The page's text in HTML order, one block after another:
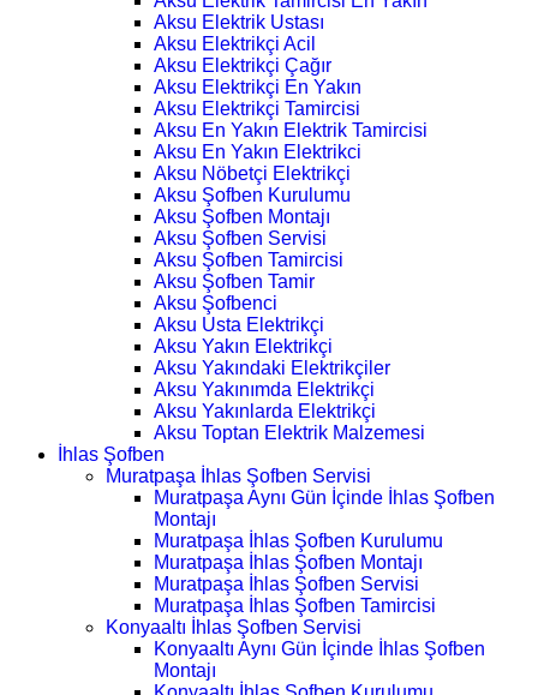
Aksu Elektrik Ustası
Aksu Elektrikçi Acil
Aksu Elektrikçi Çağır
Aksu Elektrikçi En Yakın
Aksu Elektrikçi Tamircisi
Aksu En Yakın Elektrik Tamircisi
Aksu En Yakın Elektrikci
Aksu Nöbetçi Elektrikçi
Aksu Şofben Kurulumu
Aksu Şofben Montajı
Aksu Şofben Servisi
Aksu Şofben Tamircisi
Aksu Şofben Tamir
Aksu Şofbenci
Aksu Usta Elektrikçi
Aksu Yakın Elektrikçi
Aksu Yakındaki Elektrikçiler
Aksu Yakınımda Elektrikçi
Aksu Yakınlarda Elektrikçi
Aksu Toptan Elektrik Malzemesi
İhlas Şofben
Muratpaşa İhlas Şofben Servisi
Muratpaşa Aynı Gün İçinde İhlas Şofben
Montajı
Muratpaşa İhlas Şofben Kurulumu
Muratpaşa İhlas Şofben Montajı
Muratpaşa İhlas Şofben Servisi
Muratpaşa İhlas Şofben Tamircisi
Konyaaltı İhlas Şofben Servisi
Konyaaltı Aynı Gün İçinde İhlas Şofben
Montajı